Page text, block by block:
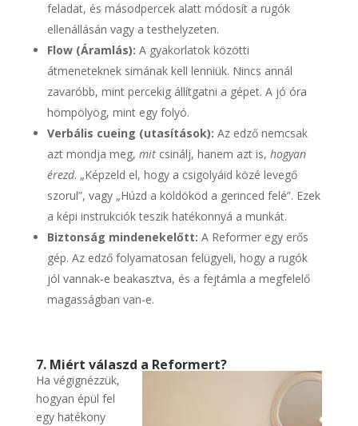
feladat, és másodpercek alatt módosít a rugók
ellenállásán vagy a testhelyzeten.
Flow (Áramlás): A gyakorlatok közötti
átmeneteknek simának kell lenniük. Nincs annál
zavaróbb, mint percekig állítgatni a gépet. A jó óra
hömpölyög, mint egy folyó.
Verbális cueing (utasítások): Az edző nemcsak
azt mondja meg, mitcsinálj, hanem azt is, hogyan
érezd. „Képzeld el, hogy a csigolyáid közé levegő
szorul”, vagy „Húzd a köldököd a gerinced felé”. Ezek
a képi instrukciók teszik hatékonnyá a munkát.
Biztonság mindenekelőtt: A Reformer egy erős
gép. Az edző folyamatosan felügyeli, hogy a rugók
jól vannak-e beakasztva, és a fejtámla a megfelelő
magasságban van-e.
7. Miért válaszd a Reformert?
Ha végignézzük,
hogyan épül fel
egy hatékony